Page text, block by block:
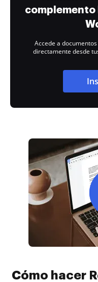
complemento
Accede a
directamente desde
Cómo hacer